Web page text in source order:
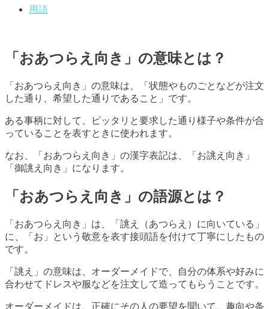
用語
「おあつらえ向き」の意味とは？
「おあつらえ向き」の意味は、「状態やものごとなどが注文
した通り、希望した通りであること」です。
ある事柄に対して、ピッタリと要求した通り様子や条件が合
っていることを表すときに使われます。
なお、「おあつらえ向き」の漢字表記は、「お誂え向き」
「御誂え向き」になります。
「おあつらえ向き」の語源とは？
「おあつらえ向き」は、「誂え（あつらえ）に向いている」
に、「お」という敬意を表す接頭語を付けて丁寧にしたもの
です。
「誂え」の意味は、オーダーメイドで、自分の体系や好みに
合わせてドレスや服などを注文して造ってもらうことです。
オーダーメイドは、正確にその人の要望を聞いて、趣向や条